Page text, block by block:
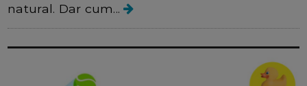
natural. Dar cum...